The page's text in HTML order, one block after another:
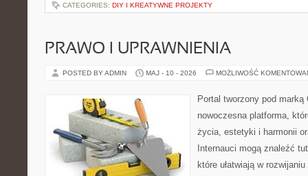
CATEGORIES: DIY I KREATYWNE PROJEKTY
PRAWO I UPRAWNIENIA
POSTED BY ADMIN MAJ - 10 - 2026 MOŻLIWOŚĆ
Portal tworzony pod
nowoczesna platforma,
życia, estetyki i harmonii
Internauci mogą znaleźć
które ułatwiają w